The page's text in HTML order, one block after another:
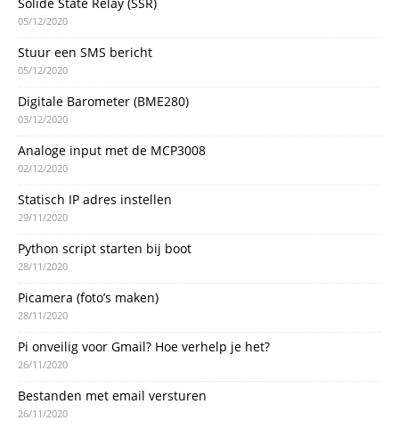
05/12/2020
Stuur een SMS bericht
05/12/2020
Digitale Barometer (BME280)
03/12/2020
Analoge input met de MCP3008
02/12/2020
Statisch IP adres instellen
29/11/2020
Python script starten bij boot
28/11/2020
Picamera (foto’s maken)
28/11/2020
Pi onveilig voor Gmail? Hoe verhelp je het?
26/11/2020
Bestanden met email versturen
26/11/2020